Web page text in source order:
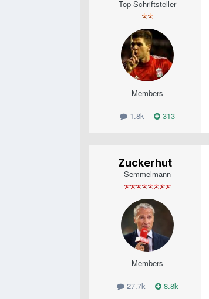
Top-Schriftsteller
Members
1.8k 313
Zuckerhut
Semmelmann
Members
27.7k 8.8k